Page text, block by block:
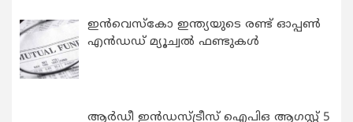
ഇന്‍വെസ്കോ ഇന്ത്യയുടെ രണ്ട് ഓപ്പണ്‍
എന്‍ഡഡ് മ്യൂച്വല്‍ ഫണ്ടുകള്‍
ആർഡീ ഇൻഡസ്ട്രീസ് ഐപിഒ ആഗസ്റ്റ് 5